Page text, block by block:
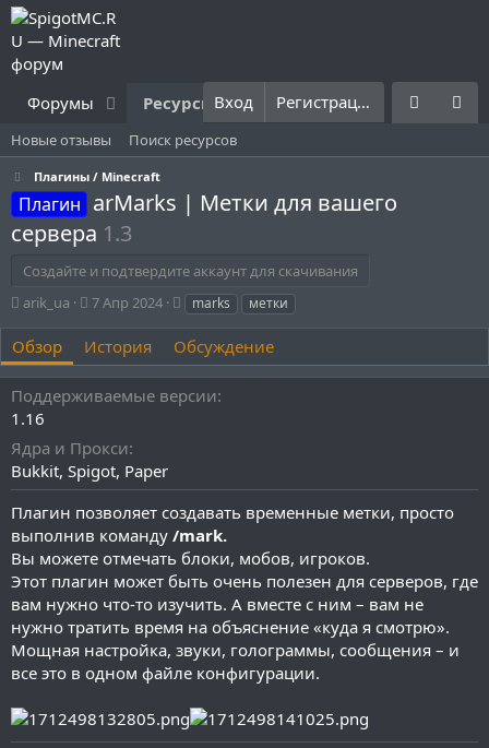
Форумы Ресурсы Что нового? Правила
Вход Регистрация
Новые отзывы Поиск ресурсов
Плагины / Minecraft
Плагин arMarks | Метки для вашего
сервера 1.3
Создайте и подтвердите аккаунт для скачивания
А
т
о
р
arik_ua
Д
т
а
с
о
а
н
я
7 Апр 2024
Т
г
и
marks метки
Обзор История Обсуждение
Поддерживаемые версии
1.16
Ядра и Прокси
Bukkit Spigot Paper
Плагин позволяет создавать временные метки, просто
выполнив команду /mark.
Вы можете отмечать блоки, мобов, игроков.
Этот плагин может быть очень полезен для серверов, где
вам нужно что-то изучить. А вместе с ним – вам не
нужно тратить время на объяснение «куда я смотрю».
Мощная настройка, звуки, голограммы, сообщения – и
все это в одном файле конфигурации.